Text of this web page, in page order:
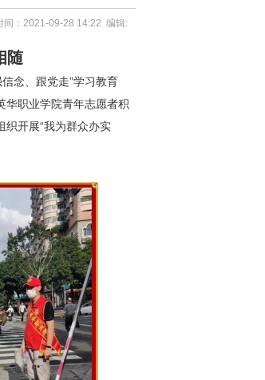
间：2021-09-28 14:22 编辑:
随
念、跟党走”学习教育
华职业学院青年志愿者积
织开展“我为群众办实